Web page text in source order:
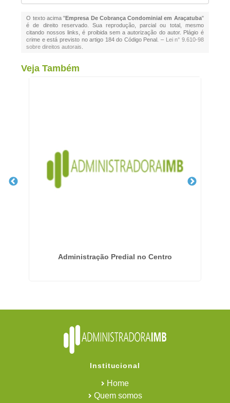
O texto acima "Empresa De Cobrança Condominial em Araçatuba"
é de direito reservado. Sua reprodução, parcial ou total, mesmo
citando nossos links, é proibida sem a autorização do autor. Plágio é
crime e está previsto no artigo 184 do Código Penal. – Lei n° 9.610-98
sobre direitos autorais
Veja Também
Administração Predial no Centro
Institucional
Home
Quem somos